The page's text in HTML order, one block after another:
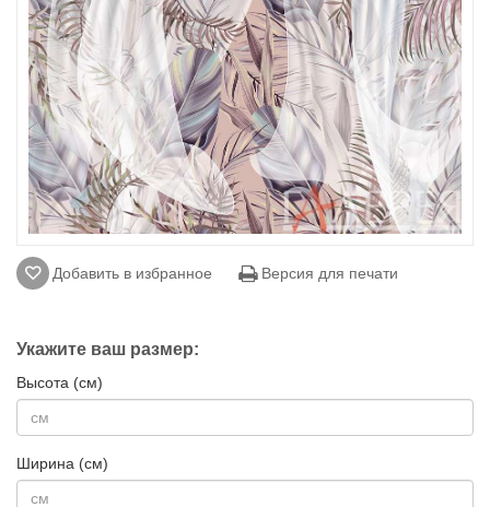
Добавить в избранное Версия для печати
Укажите ваш размер:
Высота (см)
Ширина (см)